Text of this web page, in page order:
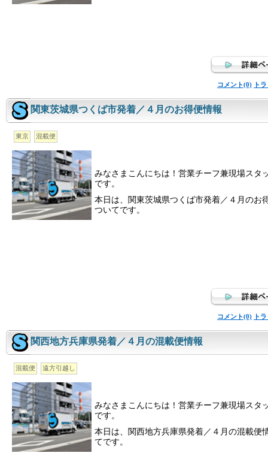
コメント(0) ト
関東茨城県つくば市発着／４月のお得便情報
東京 混載便
みなさまこんにちは！営業チーフ兼現場スタ
です。
本日は、関東茨城県つくば市発着／４月のお
ついてです。
コメント(0) ト
関西地方兵庫県発着／４月の混載便情報
混載便 遠方引越し
みなさまこんにちは！営業チーフ兼現場スタ
です。
本日は、関西地方兵庫県発着／４月の混載便
てです。